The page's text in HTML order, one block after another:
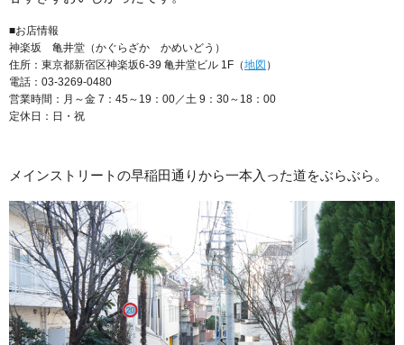
■お店情報
神楽坂 亀井堂（かぐらざか かめいどう）
住所：東京都新宿区神楽坂6-39 亀井堂ビル 1F（地図 ）
電話：03-3269-0480
営業時間：月～金 7：45～19：00／土 9：30～18：00
定休日：日・祝
メインストリートの早稲田通りから一本入った道をぶらぶら。